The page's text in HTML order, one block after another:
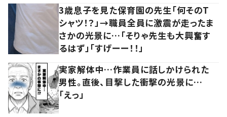
3歳息子を見た保育園の先生「何そのT
シャツ！？」→職員全員に激震が走ったま
さかの光景に…「そりゃ先生も大興奮す
るはず」「すげーー！！」
実家解体中…作業員に話しかけられた
男性。直後、目撃した衝撃の光景に…
「えっ」